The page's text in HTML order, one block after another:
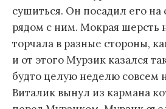
сушиться. Он посадил его на
рядом с ним. Мокрая шерсть
торчала в разные стороны,
и от этого Мурзик казался
будто целую неделю совсем
Виталик вынул из кармана